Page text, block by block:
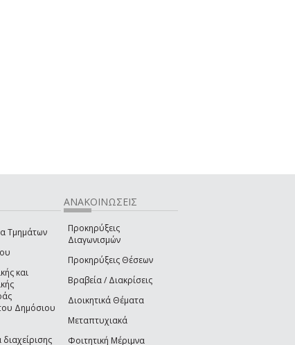
Τμημάτων
και
Δημόσιου
ΑΝΑΚΟΙΝΩΣΕΙΣ
Προκηρύξεις
Διαγωνισμών
Προκηρύξεις Θέσεων
Βραβεία / Διακρίσεις
Διοικητικά Θέματα
Μεταπτυχιακά
Φοιτητική Μέριμνα